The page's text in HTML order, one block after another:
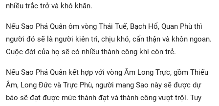
nhiều trắc trở và khó khăn.
Nếu Sao Phá Quân ôm vòng Thái Tuế, Bạch Hổ, Quan Phù thì
người đó sẽ là người kiên trì, chịu khó, cẩn thận và khôn ngoan.
Cuộc đời của họ sẽ có nhiều thành công khi còn trẻ.
Nếu Sao Phá Quân kết hợp với vòng Âm Long Trực, gồm Thiếu
Âm, Long Đức và Trực Phù, người mang Sao này sẽ được dự
báo sẽ đạt được mức thành đạt và thành công vượt trội. Tuy